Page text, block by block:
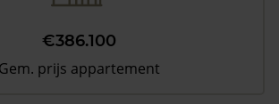
€386.100
Gem. prijs appartement